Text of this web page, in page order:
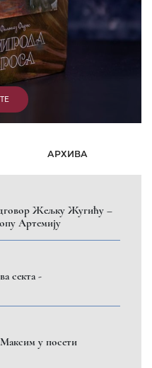
АРХИВА
Жељку Жугићу –
Артемију
секта -
у посети